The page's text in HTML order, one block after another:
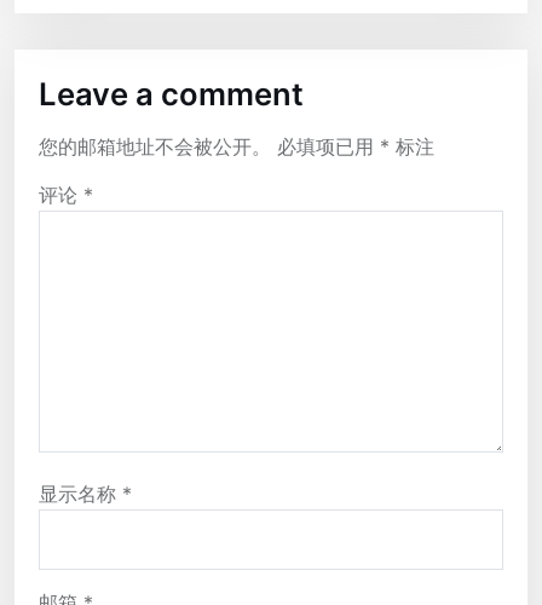
Leave a comment
您的邮箱地址不会被公开。 必填项已用 * 标注
评论 *
显示名称 *